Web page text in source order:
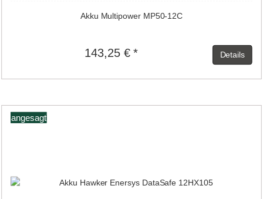
Akku Multipower MP50-12C
143,25 € * Details
angesagt